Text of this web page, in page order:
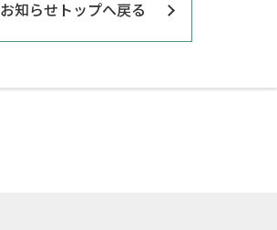
お知らせトップへ戻る